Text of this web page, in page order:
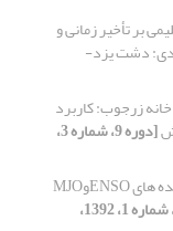
بر تأخیر زمانی و
دشت یزد-
زرجوب: کاربرد
[دوره 9، شماره 3،
ارزیابی برهمکنش همزمان پدیده های ENSOوMJO
[دوره 9، شماره 1، 1392،